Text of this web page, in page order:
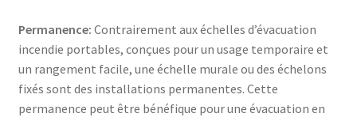
Permanence: Contrairement aux échelles d’évacuation
incendie portables, conçues pour un usage temporaire et
un rangement facile, une échelle murale ou des échelons
fixés sont des installations permanentes. Cette
permanence peut être bénéfique pour une évacuation en